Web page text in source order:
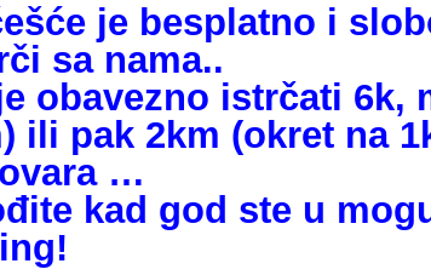
je besplatno i
sa nama..
obavezno istrčati 6k,
ili pak 2km (okret na
…
kad god ste u